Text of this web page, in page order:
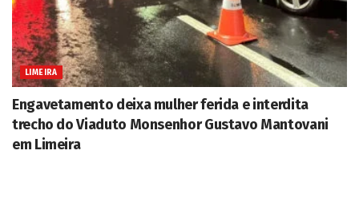
LIMEIRA
Engavetamento deixa mulher ferida e interdita
trecho do Viaduto Monsenhor Gustavo Mantovani
em Limeira